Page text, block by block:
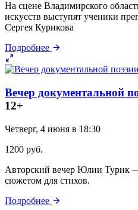
На сцене Владимирского
искусств выступят ученики
Сергея Курикова
Подробнее
Вечер документальной
12+
Четверг, 4 июня в 18:30
1200 руб.
Авторский вечер Юлии Турик —
сюжетом для стихов.
Подробнее